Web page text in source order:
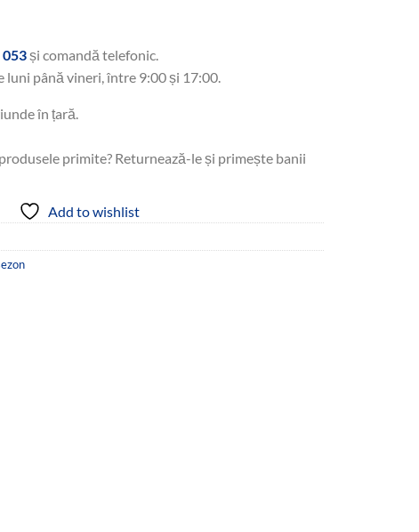
053și comandă telefonic.
luni până vineri, între 9:00 și 17:00.
în țară.
primite? Returnează-le și primește banii
Add to wishlist